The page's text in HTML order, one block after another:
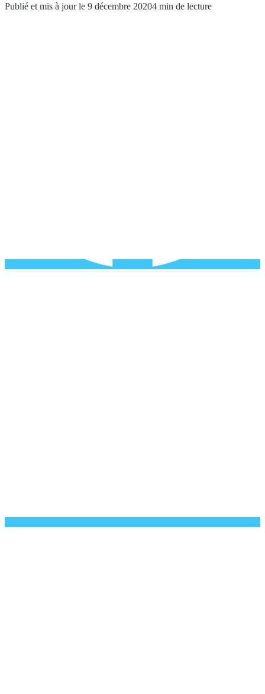
Publié et mis à jour le 9 décembre 20204 min de lecture